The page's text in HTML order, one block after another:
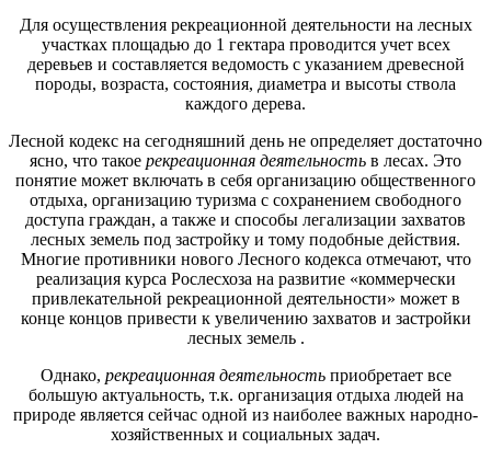
Для осуществления рекреационной деятельности на лесных
участках площадью до 1 гектара проводится учет всех
деревьев и составляется ведомость с указанием древесной
породы, возраста, состояния, диаметра и высоты ствола
каждого дерева.
Лесной кодекс на сегодняшний день не определяет достаточно
ясно, что такое рекреационная деятельность в лесах. Это
понятие может включать в себя организацию общественного
отдыха, организацию туризма с сохранением свободного
доступа граждан, а также и способы легализации захватов
лесных земель под застройку и тому подобные действия.
Многие противники нового Лесного кодекса отмечают, что
реализация курса Рослесхоза на развитие «коммерчески
привлекательной рекреационной деятельности» может в
конце концов привести к увеличению захватов и застройки
лесных земель .
Однако, рекреационная деятельностьприобретает все
большую актуальность, т.к. организация отдыха людей на
природе является сейчас одной из наиболее важных народно-
хозяйственных и социальных задач.